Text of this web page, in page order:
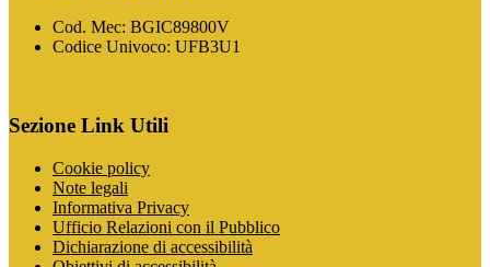
Cod. Mec: BGIC89800V
Codice Univoco: UFB3U1
Sezione Link Utili
Cookie policy
Note legali
Informativa Privacy
Ufficio Relazioni con il Pubblico
Dichiarazione di accessibilità